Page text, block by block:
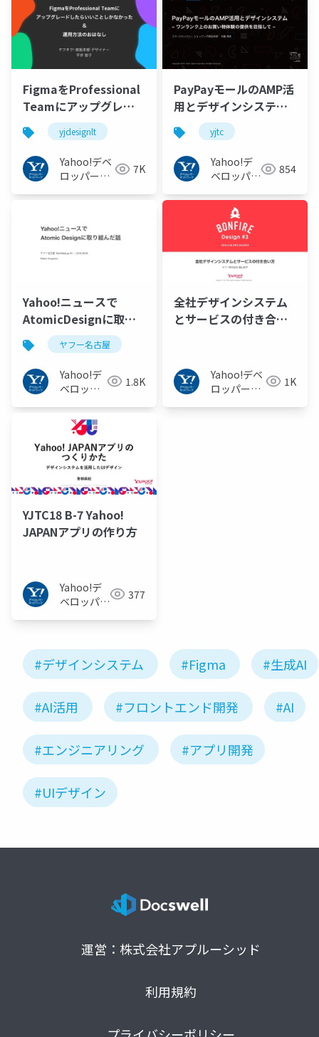
FigmaをProfessional
Teamにアップグレー
ドしたらいいことしか
なかった&運用方法のお
はなし #yjdesignlt
yjdesignlt
Yahoo!デベ
ロッパーネ
7K
PayPayモールのAMP活
用とデザインシステム /
YJTC19 in Shibuya B-1
#yjtc
yjtc
Yahoo!デ
ベロッパー
ク
854
Yahoo!ニュースで
AtomicDesignに取り
組んだ話 #ヤフー名古
屋
ヤフー名古屋
Yahoo!デ
ベロッパ
ワーク
1.8K
全社デザインシステム
とサービスの付き合い
Yahoo!デベ
ロッパーネ
1K
YJTC18 B-7 Yahoo!
JAPANアプリの作り方
Yahoo!デ
ベロッパー
377
#デザインシステム #Figma #生成AI
#AI活用 #フロントエンド開発 #AI
#エンジニアリング #アプリ開発
#UIデザイン
運営：株式会社アプルーシッド
利用規約